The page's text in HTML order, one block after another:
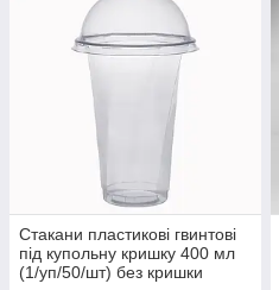
Стакани пластикові гвинтові
під купольну кришку 400 мл
(1/уп/50/шт) без кришки